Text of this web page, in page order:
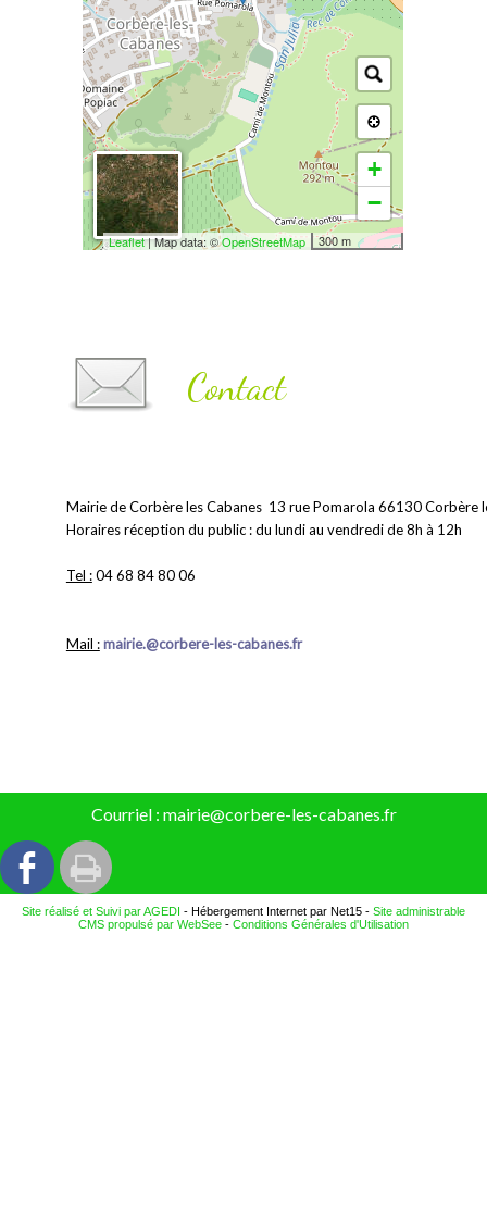
+
−
300 m
Leaflet| Map data: ©OpenStreetMap
Contact
Mairie de Corbère les Cabanes  13 rue Pomarola 66130 Corbère
Horaires réception du public : du lundi au vendredi de 8h à 12h
Tel : 04 68 84 80 06
Mail :mairie.@corbere-les-cabanes.fr
Courriel : mairie@corbere-les-cabanes.fr
Site réalisé et Suivi par AGEDI - Hébergement Internet par Net15 - Site administrable
CMS propulsé par WebSee - Conditions Générales d'Utilisation